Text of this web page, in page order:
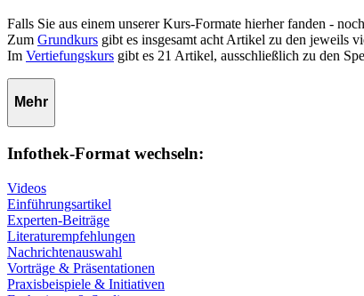
Falls Sie aus einem unserer Kurs-Formate hierher fanden -
Zum Grundkurs gibt es insgesamt acht Artikel zu den jeweils
Im Vertiefungskurs gibt es 21 Artikel, ausschließlich zu den
Mehr
Infothek-Format wechseln:
Videos
Einführungsartikel
Experten-Beiträge
Literaturempfehlungen
Nachrichtenauswahl
Vorträge & Präsentationen
Praxisbeispiele & Initiativen